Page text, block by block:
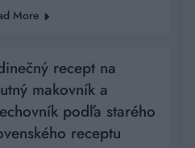
More
recept na
makovník a
podľa starého
receptu